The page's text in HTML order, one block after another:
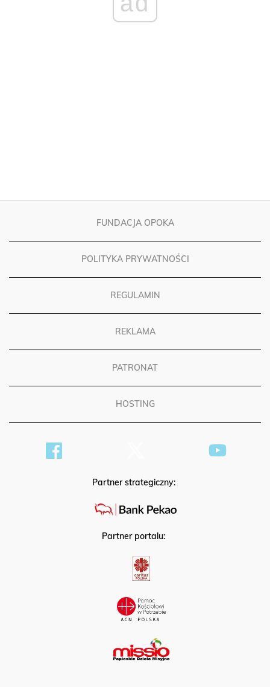
FUNDACJA OPOKA
POLITYKA PRYWATNOŚCI
REGULAMIN
REKLAMA
PATRONAT
HOSTING
Partner strategiczny:
Partner portalu: